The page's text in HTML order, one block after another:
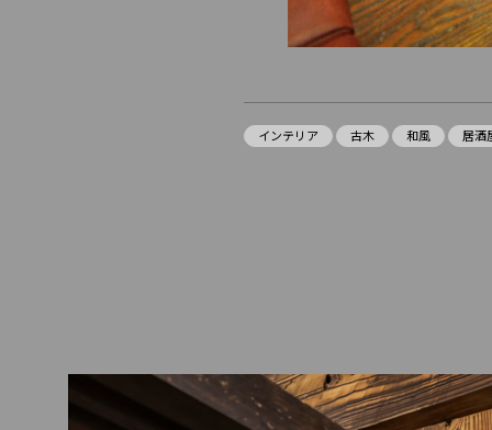
インテリア 古木 和風 居酒